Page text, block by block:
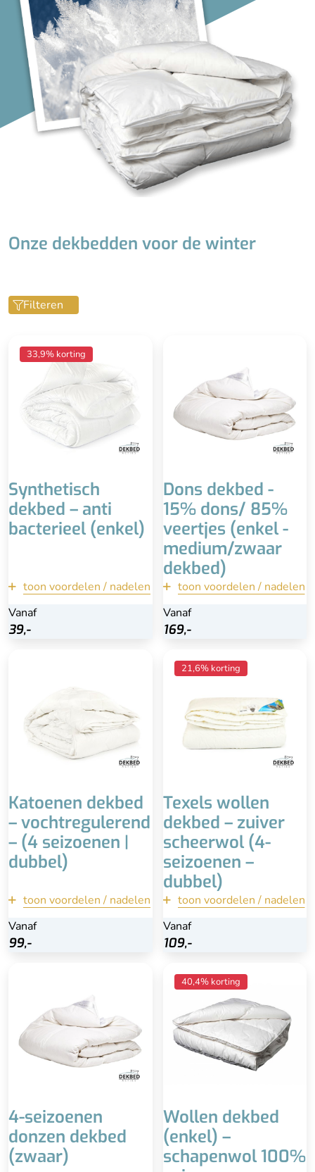
Onze dekbedden voor de winter
Filteren
Wasbaar
Zwaar
33,9% korting
Synthetisch
dekbed – anti
bacterieel (enkel)
toon voordelen / nadelen
Vanaf
39,-
Ieder seizoen
(warmteklasse 2)
Wasbaar tot 60°
Anti-bacterieel
Reukloos & goede
isolatie (holle vezel)
Minder luxe uitstraling,
terug
Bekijk
Dons dekbed -
15% dons/ 85%
veertjes (enkel -
medium/zwaar
dekbed)
toon voordelen / nadelen
Vanaf
169,-
Uitstekende kwaliteit
Duurzaam
Downafresh keurmerk
Mindere kwaliteit dan
ganzendons
Bekijk
Katoenen dekbed
– vochtregulerend
– (4 seizoenen |
dubbel)
toon voordelen / nadelen
Vanaf
99,-
Kwalitatief dekbed
Voordelig & wasbaar
Isoleert iets minder dan
andere materialen
terug
Bekijk
21,6% korting
Texels wollen
dekbed – zuiver
scheerwol (4-
seizoenen –
dubbel)
toon voordelen / nadelen
Vanaf
109,-
Vuilafstotend dankzij
Zuiver wollen dekbed
Zwaar dekbed
Hoge kwaliteit &
Niet in de wasmachine
terug
Bekijk
4-seizoenen
donzen dekbed
(zwaar)
Downafresh keurmerk
Betaalbare prijs
Duurzaam
Advies is professioneel
reinigen
Hoog percentage veertjes
40,4% korting
Wollen dekbed
(enkel) –
schapenwol 100%
Heerlijk warm
100% zuiver scheerwol
Zelfreinigend & lange
levensduur
Goed ademend, dankzij
katoenen tijk
Niet wassen in
wasmachine